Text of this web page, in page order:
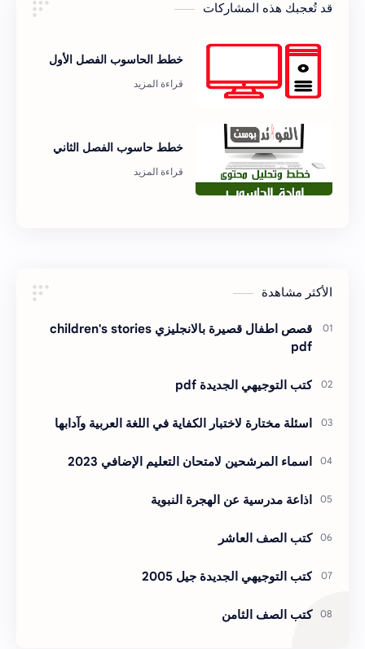
قد تُعجبك هذه المشاركات
خطط الحاسوب الفصل الأول
خطط حاسوب الفصل الثاني
الأكثر مشاهدة
قصص اطفال قصيرة بالانجليزي children's stories
pdf
كتب التوجيهي الجديدة pdf
اسئلة مختارة لاختبار الكفاية في اللغة العربية وآدابها
اسماء المرشحين لامتحان التعليم الإضافي 2023
اذاعة مدرسية عن الهجرة النبوية
كتب الصف العاشر
كتب التوجيهي الجديدة جيل 2005
كتب الصف الثامن